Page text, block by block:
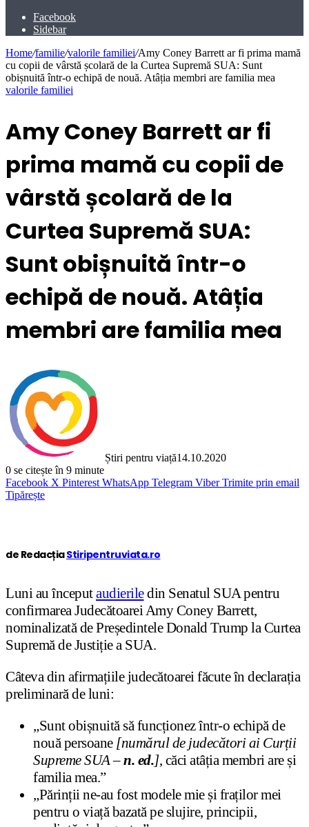
Facebook
Sidebar
Home/familie/valorile familiei/Amy Coney Barrett ar fi prima mamă
cu copii de vârstă școlară de la Curtea Supremă SUA: Sunt
obișnuită într-o echipă de nouă. Atâția membri are familia mea
valorile familiei
Amy Coney Barrett ar fi
prima mamă cu copii de
vârstă școlară de la
Curtea Supremă SUA:
Sunt obișnuită într-o
echipă de nouă. Atâția
membri are familia mea
Știri pentru viață14.10.2020
0 se citește în 9 minute
Facebook X Pinterest WhatsApp Telegram Viber Trimite prin email
Tipărește
de RedacțiaStiripentruviata.ro
Luni au începutaudieriledin Senatul SUA pentru
confirmarea Judecătoarei Amy Coney Barrett,
nominalizată de Președintele Donald Trump la Curtea
Supremă de Justiție a SUA.
Câteva din afirmațiile judecătoarei făcute în declarația
preliminară de luni:
„Sunt obișnuită să funcționez într-o echipă de
nouă persoane [numărul de judecători ai Curții
Supreme SUA –n. ed.], căci atâția membri are și
familia mea.”
„Părinții ne-au fost modele mie și fraților mei
pentru o viață bazată pe slujire, principii,